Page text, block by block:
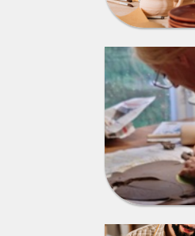
Västra
Örebro
Listerby
Lund
Malmö
Nybro
Nässjö